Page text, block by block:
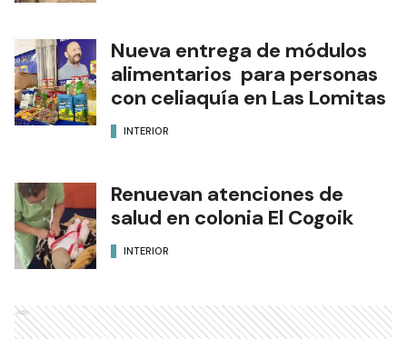
Nueva entrega de módulos
alimentarios para personas
con celiaquía en Las Lomitas
INTERIOR
Renuevan atenciones de
salud en colonia El Cogoik
INTERIOR
Ads